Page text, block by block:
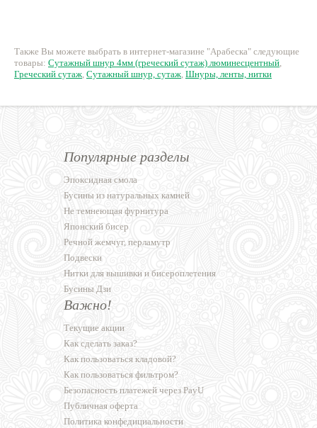
Также Вы можете выбрать в интернет-магазине "Арабеска" следующие
товары: Сутажный шнур 4мм (греческий сутаж) люминесцентный,
Греческий сутаж, Сутажный шнур, сутаж, Шнуры, ленты, нитки
Популярные разделы
Эпоксидная смола
Бусины из натуральных камней
Не темнеющая фурнитура
Японский бисер
Речной жемчуг, перламутр
Подвески
Нитки для вышивки и бисероплетения
Бусины Дзи
Важно!
Текущие акции
Как сделать заказ?
Как пользоваться кладовой?
Как пользоваться фильтром?
Безопасность платежей через PayU
Публичная оферта
Политика конфедициальности